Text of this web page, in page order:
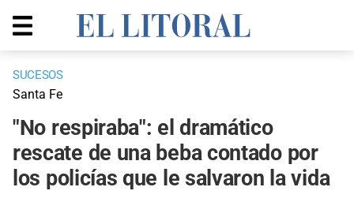
SUCESOS
Santa Fe
"No respiraba": el dramático
rescate de una beba contado por
los policías que le salvaron la vida